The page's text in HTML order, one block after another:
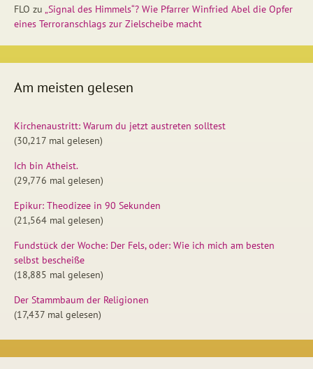
FLO zu „Signal des Himmels“? Wie Pfarrer Winfried Abel die Opfer
eines Terroranschlags zur Zielscheibe macht
Am meisten gelesen
Kirchenaustritt: Warum du jetzt austreten solltest
(30,217 mal gelesen)
Ich bin Atheist.
(29,776 mal gelesen)
Epikur: Theodizee in 90 Sekunden
(21,564 mal gelesen)
Fundstück der Woche: Der Fels, oder: Wie ich mich am besten
selbst bescheiße
(18,885 mal gelesen)
Der Stammbaum der Religionen
(17,437 mal gelesen)